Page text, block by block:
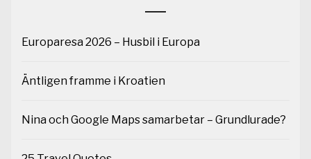
Europaresa 2026 – Husbil i Europa
Äntligen framme i Kroatien
Nina och Google Maps samarbetar – Grundlurade?